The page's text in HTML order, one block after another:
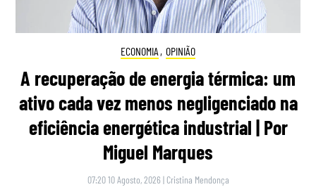
ECONOMIA , OPINIÃO
A recuperação de energia térmica: um
ativo cada vez menos negligenciado na
eficiência energética industrial | Por
Miguel Marques
07:20 10 Agosto, 2026 | Cristina Mendonça